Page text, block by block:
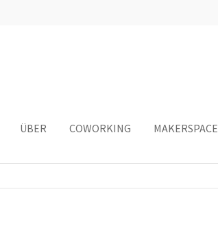
ÜBER COWORKING MAKERSPACE